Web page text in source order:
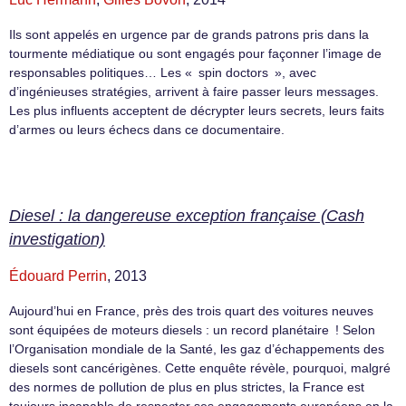
Ils sont appelés en urgence par de grands patrons pris dans la
tourmente médiatique ou sont engagés pour façonner l’image de
responsables politiques… Les « spin doctors », avec
d’ingénieuses stratégies, arrivent à faire passer leurs messages.
Les plus influents acceptent de décrypter leurs secrets, leurs faits
d’armes ou leurs échecs dans ce documentaire.
Diesel : la dangereuse exception française (Cash
investigation)
Édouard Perrin, 2013
Aujourd’hui en France, près des trois quart des voitures neuves
sont équipées de moteurs diesels : un record planétaire ! Selon
l’Organisation mondiale de la Santé, les gaz d’échappements des
diesels sont cancérigènes. Cette enquête révèle, pourquoi, malgré
des normes de pollution de plus en plus strictes, la France est